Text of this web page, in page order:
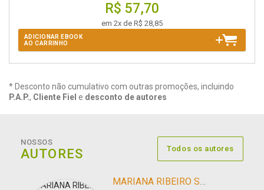
R$ 57,70
em 2x de R$ 28,85
ADICIONAR EBOOK
AO CARRINHO
* Desconto não cumulativo com outras promoções, incluindo
P.A.P., Cliente Fiel e desconto de autores
NOSSOS
AUTORES Todos os autores
MARIANA RIBEIRO SANTIAGO